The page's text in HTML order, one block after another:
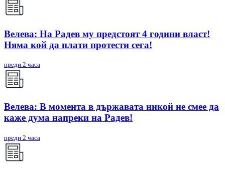
Велева: На Радев му предстоят 4 години власт!
Няма кой да плати протести сега!
преди 2 часа
Велева: В момента в държавата никой не смее да
каже дума напреки на Радев!
преди 2 часа